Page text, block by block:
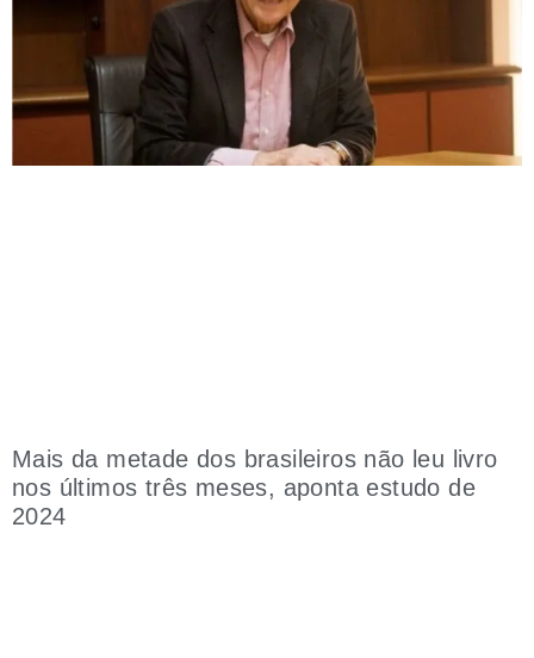
Mais da metade dos brasileiros não leu livro
nos últimos três meses, aponta estudo de
2024